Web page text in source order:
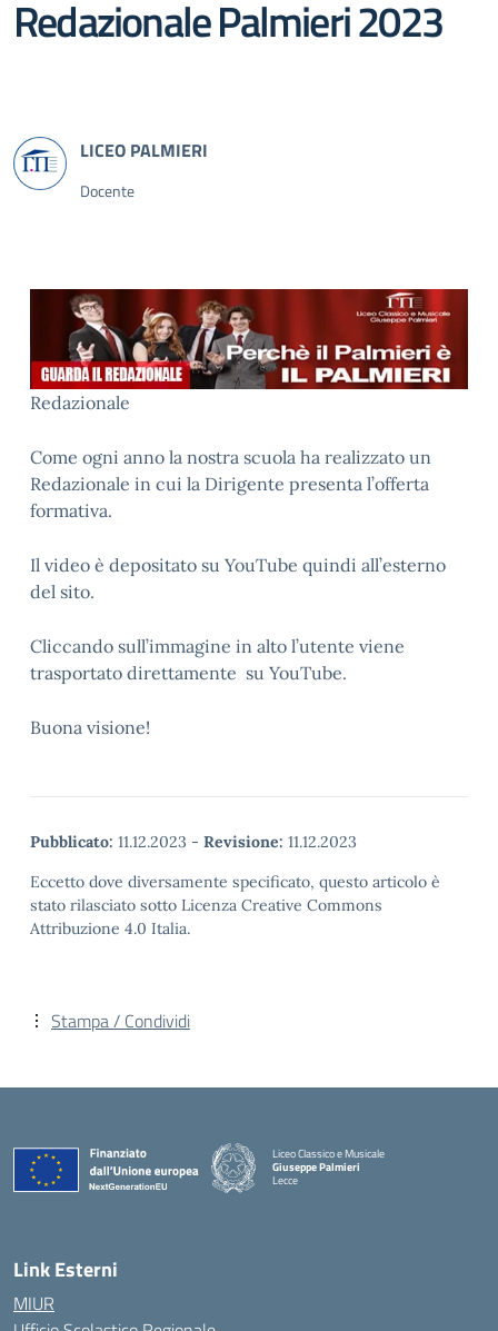
Redazionale Palmieri 2023
Docente
Redazionale
Come ogni anno la nostra scuola ha realizzato un
Redazionale in cui la Dirigente presenta l’offerta
formativa.
Il video è depositato su YouTube quindi all’esterno
del sito.
Cliccando sull’immagine in alto l’utente viene
trasportato direttamente su YouTube.
Buona visione!
Pubblicato: 11.12.2023 - Revisione: 11.12.2023
Eccetto dove diversamente specificato, questo articolo è
stato rilasciato sotto Licenza Creative Commons
Attribuzione 4.0 Italia.
Stampa / Condividi
Liceo Classico e Musicale
Giuseppe Palmieri
Lecce
Link Esterni
MIUR